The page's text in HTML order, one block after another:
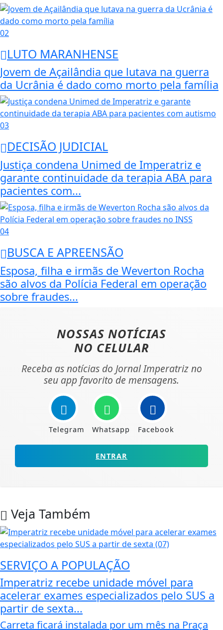
02
LUTO MARANHENSE
Jovem de Açailândia que lutava na guerra
da Ucrânia é dado como morto pela família
03
DECISÃO JUDICIAL
Justiça condena Unimed de Imperatriz e
garante continuidade da terapia ABA para
pacientes com...
04
BUSCA E APREENSÃO
Esposa, filha e irmãs de Weverton Rocha
são alvos da Polícia Federal em operação
sobre fraudes...
NOSSAS NOTÍCIAS
NO CELULAR
Receba as notícias do Jornal Imperatriz no
seu app favorito de mensagens.
Telegram Whatsapp Facebook
ENTRAR
Veja Também
SERVIÇO A POPULAÇÃO
Imperatriz recebe unidade móvel para
acelerar exames especializados pelo SUS a
partir de sexta...
Carreta ficará instalada por um mês na Praça